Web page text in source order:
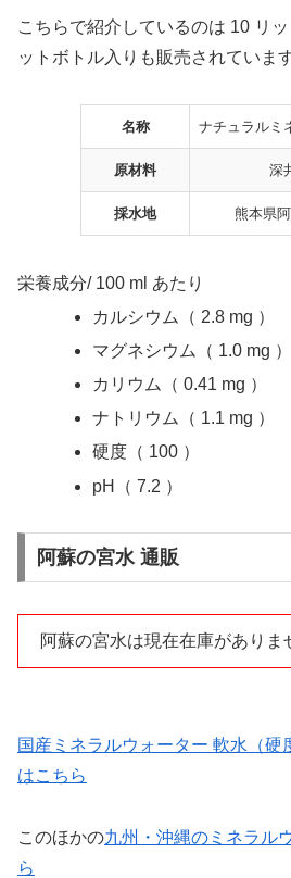
こちらで紹介しているのは 10 リ
ットボトル入りも販売されています
名称 ナチュラルミ
原材料 深
採水地 熊本県
栄養成分/ 100 ml あたり
カルシウム（ 2.8 mg ）
マグネシウム（ 1.0 mg ）
カリウム（ 0.41 mg ）
ナトリウム（ 1.1 mg ）
硬度（ 100 ）
pH（ 7.2 ）
阿蘇の宮水 通販
阿蘇の宮水は現在在庫がありま
国産ミネラルウォーター 軟水（硬
はこちら
このほかの九州・沖縄のミネラル
ら